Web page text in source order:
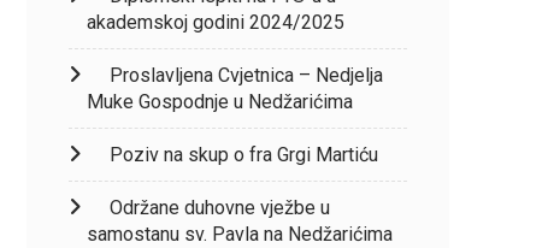
akademskoj godini 2024/2025
Proslavljena Cvjetnica – Nedjelja
Muke Gospodnje u Nedžarićima
Poziv na skup o fra Grgi Martiću
Održane duhovne vježbe u
samostanu sv. Pavla na Nedžarićima